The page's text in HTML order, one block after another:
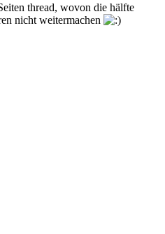
thread, wovon die hälfte
nicht weitermachen